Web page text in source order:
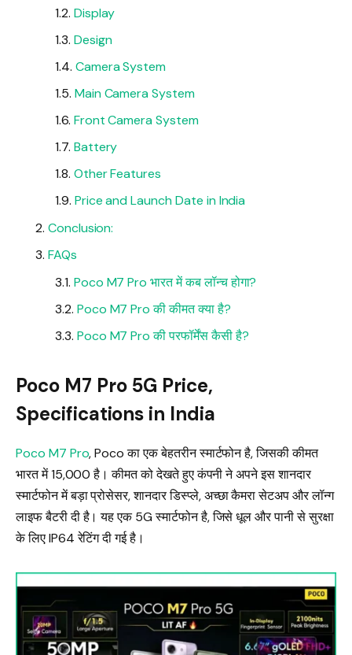
Display
Design
Camera System
Main Camera System
Front Camera System
Battery
Other Features
Price and Launch Date in India
Conclusion:
FAQs
Poco M7 Pro भारत में कब लॉन्च होगा?
Poco M7 Pro की कीमत क्या है?
Poco M7 Pro की परफॉर्मेंस कैसी है?
Poco M7 Pro 5G Price,
Specifications in India
Poco M7 Pro, Poco का एक बेहतरीन स्मार्टफोन है, जिसकी कीमत
भारत में ₹15,000 है। कीमत को देखते हुए कंपनी ने अपने इस शानदार
स्मार्टफोन में बड़ा प्रोसेसर, शानदार डिस्प्ले, अच्छा कैमरा सेटअप और लॉन्ग
लाइफ बैटरी दी है। यह एक 5G स्मार्टफोन है, जिसे धूल और पानी से सुरक्षा
के लिए IP64 रेटिंग दी गई है।